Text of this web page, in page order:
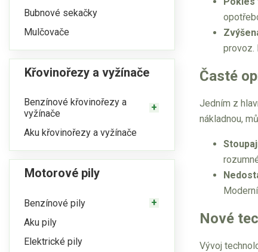
Bubnové sekačky
Mulčovače
Křovinořezy a vyžínače
Benzínové křovinořezy a
vyžínače
Aku křovinořezy a vyžínače
Motorové pily
Benzínové pily
Aku pily
Elektrické pily
provoz.
Časté
Jedním z
nákladnou,
Nové
Vývoj